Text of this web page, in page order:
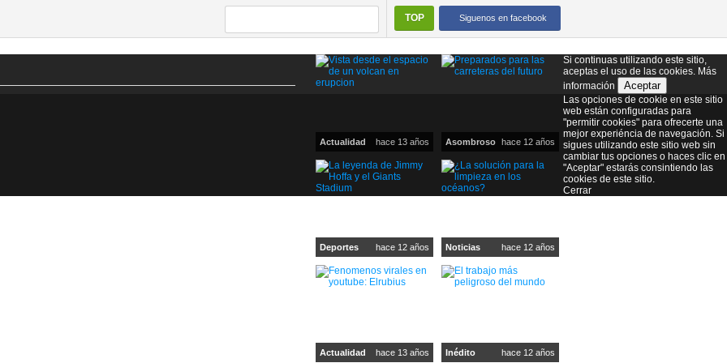
Siguenos en facebook
TOP
Actualidad hace 13 años Asombroso hace 12 años
Deportes hace 12 años Noticias hace 12 años
Actualidad hace 13 años Inédito hace 12 años
Si continuas utilizando este sitio,
aceptas el uso de las cookies. Más
información
Aceptar
Las opciones de cookie en este sitio
web están configuradas para
"permitir cookies" para ofrecerte una
mejor experiéncia de navegación. Si
sigues utilizando este sitio web sin
cambiar tus opciones o haces clic en
"Aceptar" estarás consintiendo las
cookies de este sitio.
Cerrar